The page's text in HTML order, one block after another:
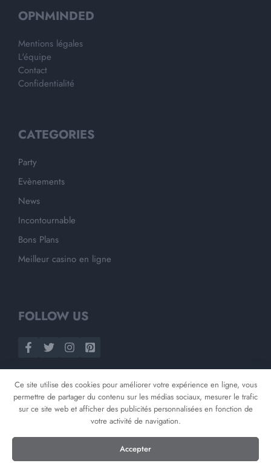
OPNMINDED
Mentions légales
L'équipe
Contact
Confidentialité
CATEGORIES
Party
Evènements
News
Incontournable
Bons Plans
Meilleur casino en ligne
FOLLOW US
©2026Opnminded
Ce site utilise des cookies pour améliorer votre expérience en ligne, vous
permettre de partager du contenu sur les médias sociaux, mesurer le trafic
sur ce site web et afficher des publicités personnalisées en fonction de
votre activité de navigation.
Accepter